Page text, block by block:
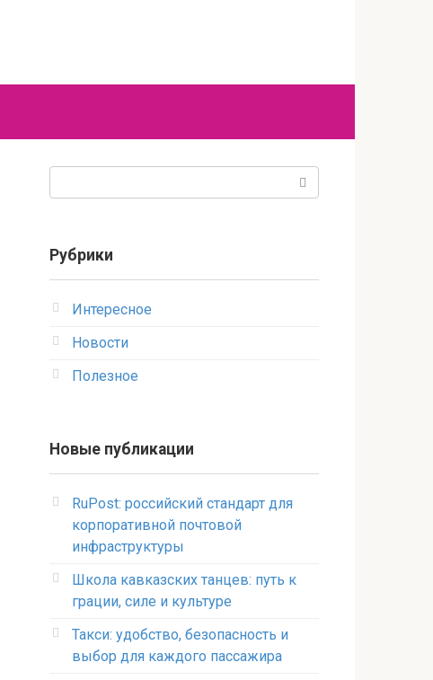
Рубрики
Интересное
Новости
Полезное
Новые публикации
RuPost: российский стандарт для
корпоративной почтовой
инфраструктуры
Школа кавказских танцев: путь к
грации, силе и культуре
Такси: удобство, безопасность и
выбор для каждого пассажира